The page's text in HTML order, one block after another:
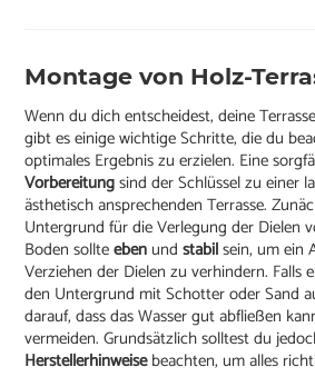
Montage von Holz-
Wenn du dich entscheidest, deine
gibt es einige wichtige Schritte, die du
optimales Ergebnis zu erzielen. Eine
Vorbereitungsind der Schlüssel zu einer
ästhetisch ansprechenden Terrasse.
Untergrund für die Verlegung der Dielen
Boden sollteeben undstabilsein, um ein
Verziehen der Dielen zu verhindern. Falls
den Untergrund mit Schotter oder Sand
darauf, dass das Wasser gut abfließen
vermeiden. Grundsätzlich solltest du
Herstellerhinweisebeachten, um alles